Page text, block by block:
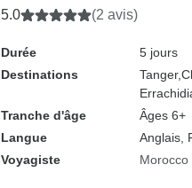
désert du Sahara
5.0 (2 avis)
Durée
5 jours
Destinations
Tanger,
Tranche d'âge
Âges 6+
Langue
Anglais,
Voyagiste
Morocco